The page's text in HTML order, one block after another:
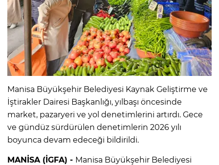
Manisa Büyükşehir Belediyesi Kaynak Geliştirme ve
İştirakler Dairesi Başkanlığı, yılbaşı öncesinde
market, pazaryeri ve yol denetimlerini artırdı. Gece
ve gündüz sürdürülen denetimlerin 2026 yılı
boyunca devam edeceği bildirildi.
MANİSA (İGFA) - Manisa Büyükşehir Belediyesi